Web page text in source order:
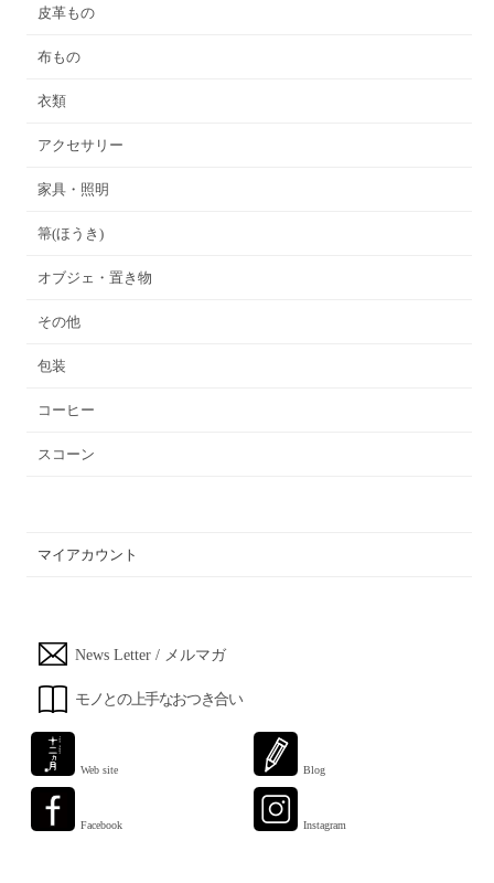
皮革もの
布もの
衣類
アクセサリー
家具・照明
箒(ほうき)
オブジェ・置き物
その他
包装
コーヒー
スコーン
マイアカウント
News Letter / メルマガ
モノとの上手なおつき合い
Web site Blog
Facebook Instagram